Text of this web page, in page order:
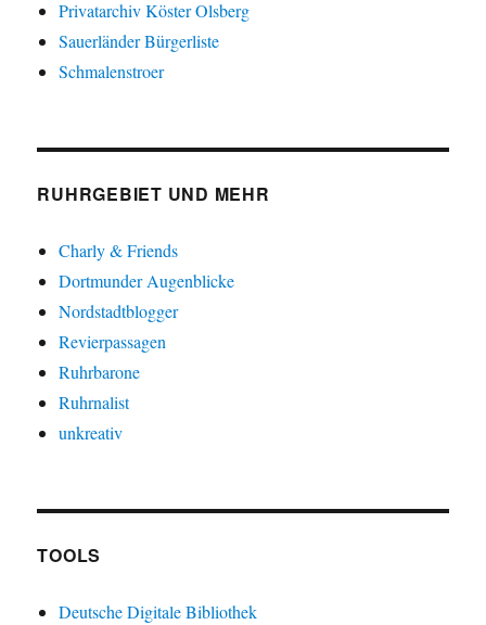
Privatarchiv Köster Olsberg
Sauerländer Bürgerliste
Schmalenstroer
RUHRGEBIET UND MEHR
Charly & Friends
Dortmunder Augenblicke
Nordstadtblogger
Revierpassagen
Ruhrbarone
Ruhrnalist
unkreativ
TOOLS
Deutsche Digitale Bibliothek